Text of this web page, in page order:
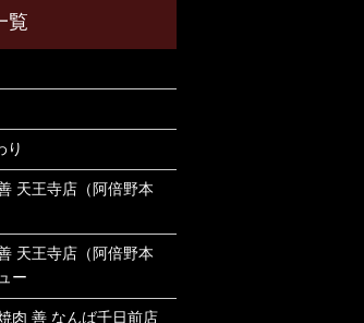
り
天王寺店（阿倍野本
天王寺店（阿倍野本
ー
肉 善 なんば千日前店